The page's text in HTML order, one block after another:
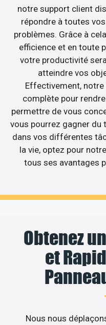
notre support client
répondre à toutes
problèmes. Grâce à
efficience et en toute
votre productivité
atteindre vos
Effectivement,
complète pour
permettre de vous
vous pourrez gagner
dans vos différentes
la vie, optez pour
tous ses avantages
Obtenez
et
Nous nous